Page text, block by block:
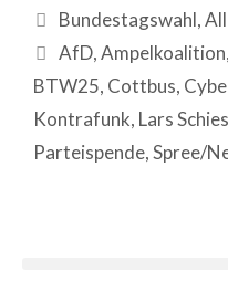
Bundestagswahl,
AfD,Ampelkoalition,
BTW25, Cottbus,
Kontrafunk, Lars
Parteispende,Spree/